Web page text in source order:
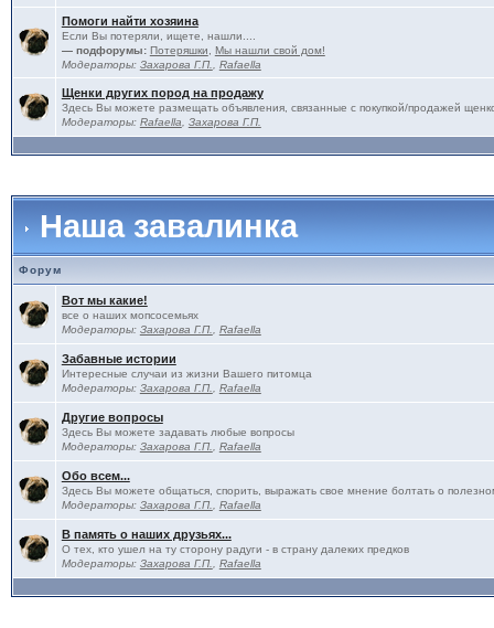
Помоги найти хозяина
Если Вы потеряли, ищете, нашли....
— подфорумы: Потеряшки
Мы нашли свой дом!
Модераторы: Захарова Г.П. Rafaella
Щенки других пород на продажу
Здесь Вы можете размещать объявления, связанные с покупкой/продажей
Модераторы: Rafaella Захарова Г.П.
Наша завалинка
Форум
Вот мы какие!
все о наших мопсосемьях
Модераторы: Захарова Г.П. Rafaella
Забавные истории
Интересные случаи из жизни Вашего питомца
Модераторы: Захарова Г.П. Rafaella
Другие вопросы
Здесь Вы можете задавать любые вопросы
Модераторы: Захарова Г.П. Rafaella
Обо всем...
Здесь Вы можете общаться, спорить, выражать свое мнение болтать о
Модераторы: Захарова Г.П. Rafaella
В память о наших друзьях...
О тех, кто ушел на ту сторону радуги - в страну далеких предков
Модераторы: Захарова Г.П. Rafaella